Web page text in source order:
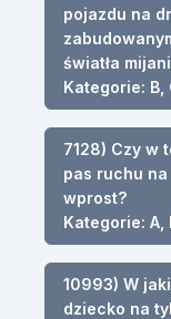
pojazdu na
światła
Kategorie: B,
7128) Czy w
pas ruchu
wprost?
Kategorie: A,
10993) W
dziecko na